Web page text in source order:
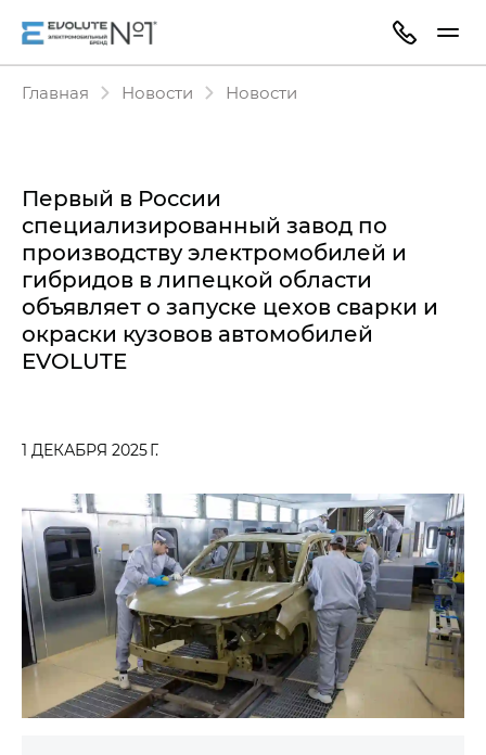
Главная Новости Новости
Первый в России
специализированный завод по
производству электромобилей и
гибридов в липецкой области
объявляет о запуске цехов сварки и
окраски кузовов автомобилей
EVOLUTE
1 ДЕКАБРЯ 2025 Г.